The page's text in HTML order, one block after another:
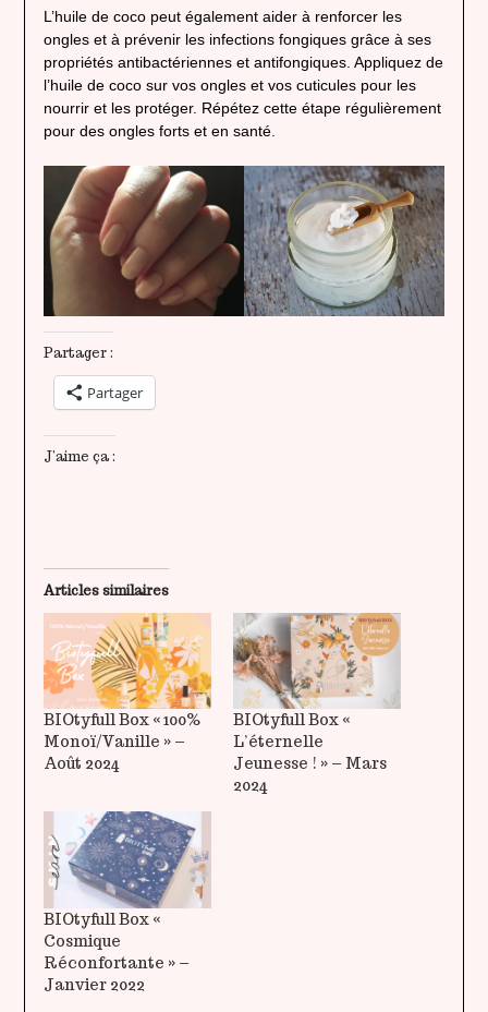
L’huile de coco peut également aider à renforcer les
ongles et à prévenir les infections fongiques grâce à ses
propriétés antibactériennes et antifongiques. Appliquez de
l’huile de coco sur vos ongles et vos cuticules pour les
nourrir et les protéger. Répétez cette étape régulièrement
pour des ongles forts et en santé.
Partager :
Partager
J’aime ça :
Articles similaires
BIOtyfull Box « 100%
Monoï/Vanille » –
Août 2024
BIOtyfull Box «
L’éternelle
Jeunesse ! » – Mars
2024
BIOtyfull Box «
Cosmique
Réconfortante » –
Janvier 2022